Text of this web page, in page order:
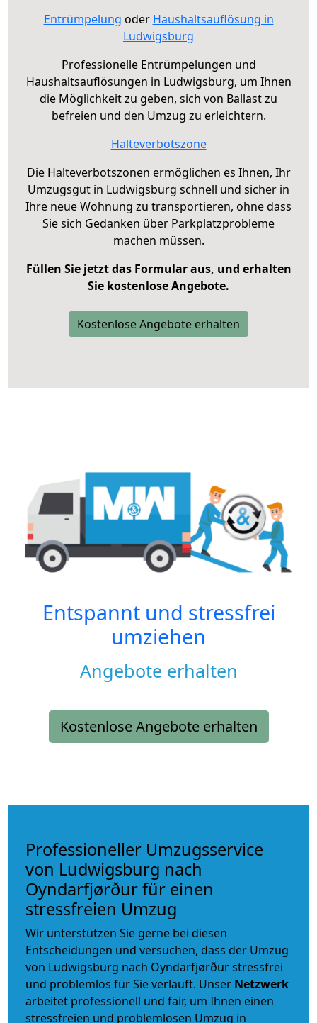
Entrümpelung oder Haushaltsauflösung in
Ludwigsburg
Professionelle Entrümpelungen und
Haushaltsauflösungen in Ludwigsburg, um Ihnen
die Möglichkeit zu geben, sich von Ballast zu
befreien und den Umzug zu erleichtern.
Halteverbotszone
Die Halteverbotszonen ermöglichen es Ihnen, Ihr
Umzugsgut in Ludwigsburg schnell und sicher in
Ihre neue Wohnung zu transportieren, ohne dass
Sie sich Gedanken über Parkplatzprobleme
machen müssen.
Füllen Sie jetzt das Formular aus, und erhalten
Sie kostenlose Angebote.
Kostenlose Angebote erhalten
Entspannt und stressfrei
umziehen
Angebote erhalten
Kostenlose Angebote erhalten
Professioneller Umzugsservice
von Ludwigsburg nach
Oyndarfjørður für einen
stressfreien Umzug
Wir unterstützen Sie gerne bei diesen
Entscheidungen und versuchen, dass der Umzug
von Ludwigsburg nach Oyndarfjørður stressfrei
und problemlos für Sie verläuft. Unser Netzwerk
arbeitet professionell und fair, um Ihnen einen
stressfreien und problemlosen Umzug in